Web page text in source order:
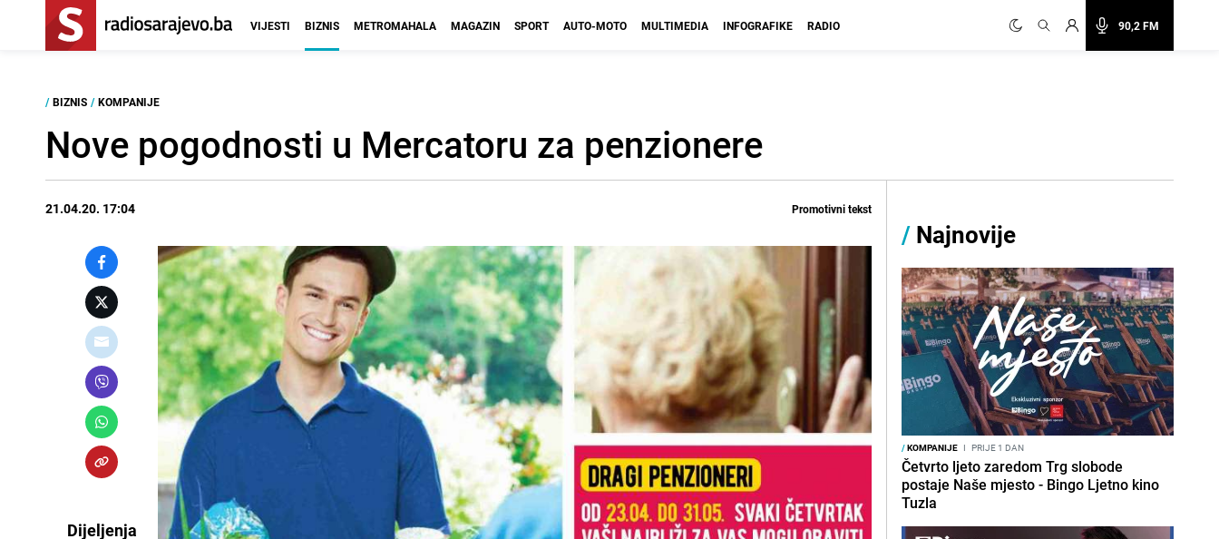
90,2 FM
VIJESTI BIZNIS METROMAHALA MAGAZIN SPORT AUTO-MOTO MULTIMEDIA INFOGRAFIKE RADIO
/ BIZNIS / KOMPANIJE
Nove pogodnosti u Mercatoru za penzionere
21.04.20. 17:04 Promotivni tekst
Dijeljenja
/ Najnovije
/KOMPANIJE I PRIJE 1 DAN
Četvrto ljeto zaredom Trg slobode
postaje Naše mjesto - Bingo Ljetno kino
Tuzla